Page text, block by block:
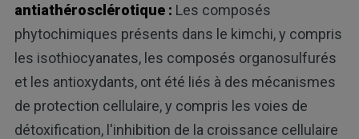
antiathérosclérotique : Les composés
phytochimiques présents dans le kimchi, y compris
les isothiocyanates, les composés organosulfurés
et les antioxydants, ont été liés à des mécanismes
de protection cellulaire, y compris les voies de
détoxification, l'inhibition de la croissance cellulaire